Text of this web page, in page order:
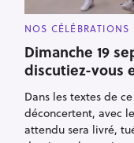
C
T
E
G
O
I
E
S
NOS CÉLÉBRATIONS
Dimanche 19
discutiez-vous
Dans les textes de
déconcertent, avec
attendu sera livré,